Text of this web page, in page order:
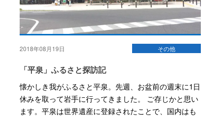
その他
2018年08月19日
「平泉」ふるさと探訪記
懐かしき我がふるさと平泉。先週、お盆前の週末に1日
休みを取って岩手に行ってきました。 ご存じかと思い
ます。平泉は世界遺産に登録されたことで、国内はも